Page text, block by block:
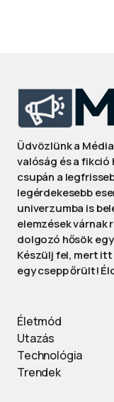
Üdvözlünk a
valóság és a
csupán a
legérdekesebb
univerzumba is
elemzések várnak
dolgozó hősök
Készülj fel, mert
egy csepp őrült!
Életmód
Utazás
Technológia
Trendek